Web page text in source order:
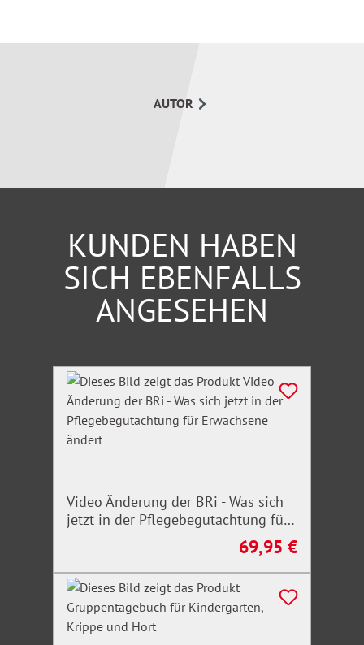
Übungen unterstützen bei der praktischen
Vereinsführung in der Praxis
unverzichtbaren Begleiter in der täglichen
AUTOR
KUNDEN HABEN
SICH EBENFALLS
ANGESEHEN
Produktgalerie überspringen
Video Änderung der BRi - Was sich
jetzt in der Pflegebegutachtung für
Regulärer Preis:
69,95 €